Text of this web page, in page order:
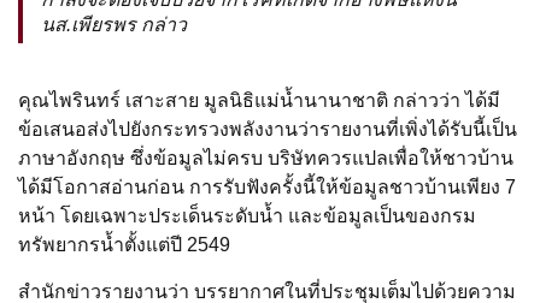
นส.เพียรพร กล่าว
คุณไพรินทร์ เสาะสาย มูลนิธิแม่น้ำนานาชาติ กล่าวว่า ได้มี
ข้อเสนอส่งไปยังกระทรวงพลังงานว่ารายงานที่เพิ่งได้รับนี้เป็น
ภาษาอังกฤษ ซึ่งข้อมูลไม่ครบ บริษัทควรแปลเพื่อให้ชาวบ้าน
ได้มีโอกาสอ่านก่อน การรับฟังครั้งนี้ให้ข้อมูลชาวบ้านเพียง 7
หน้า โดยเฉพาะประเด็นระดับน้ำ และข้อมูลเป็นของกรม
ทรัพยากรน้ำตั้งแต่ปี 2549
สำนักข่าวรายงานว่า บรรยากาศในที่ประชุมเต็มไปด้วยความ